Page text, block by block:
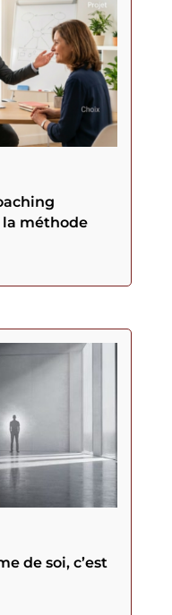
la méthode
de soi, c’est